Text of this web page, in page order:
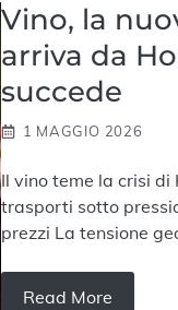
Vino, la
arriva da
succede
1 MAGGIO 2026
Il vino teme la crisi di
trasporti sotto
prezzi La tensione
Read More